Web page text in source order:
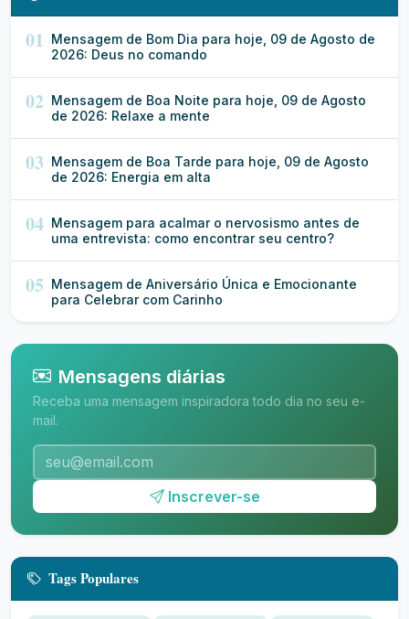
01 Mensagem de Bom Dia para hoje, 09 de Agosto de
2026: Deus no comando
02 Mensagem de Boa Noite para hoje, 09 de Agosto
de 2026: Relaxe a mente
03 Mensagem de Boa Tarde para hoje, 09 de Agosto
de 2026: Energia em alta
04 Mensagem para acalmar o nervosismo antes de
uma entrevista: como encontrar seu centro?
05 Mensagem de Aniversário Única e Emocionante
para Celebrar com Carinho
Mensagens diárias
Receba uma mensagem inspiradora todo dia no seu e-
mail.
Inscrever-se
Tags Populares